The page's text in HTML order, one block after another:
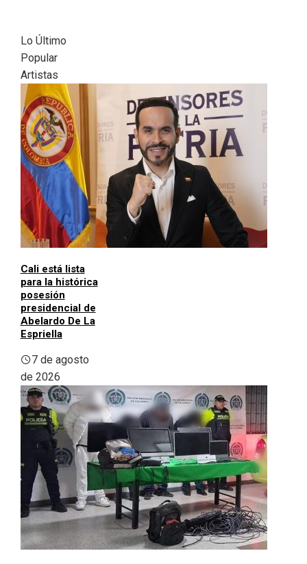
Lo Último
Popular
Artistas
Cali está lista
para la histórica
posesión
presidencial de
Abelardo De La
Espriella
7 de agosto
de 2026